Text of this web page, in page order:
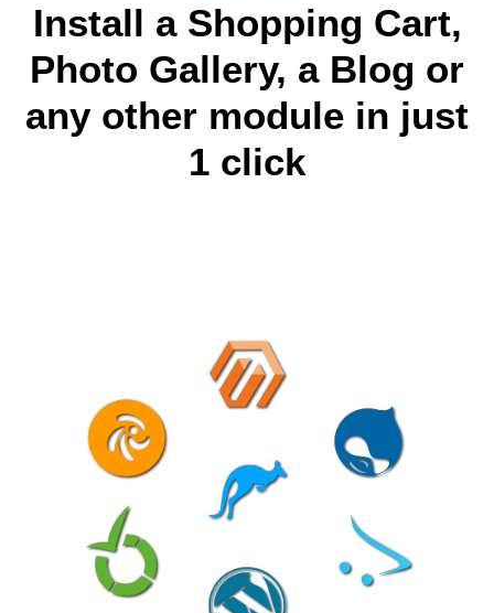
Install a Shopping Cart,
Photo Gallery, a Blog or
any other module in just
1 click